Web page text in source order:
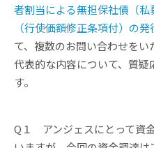
者割当による無担保社債（
（行使価額修正条項付）の
て、複数のお問い合わせを
代表的な内容について、質
す。
Q１ アンジェスにとって資